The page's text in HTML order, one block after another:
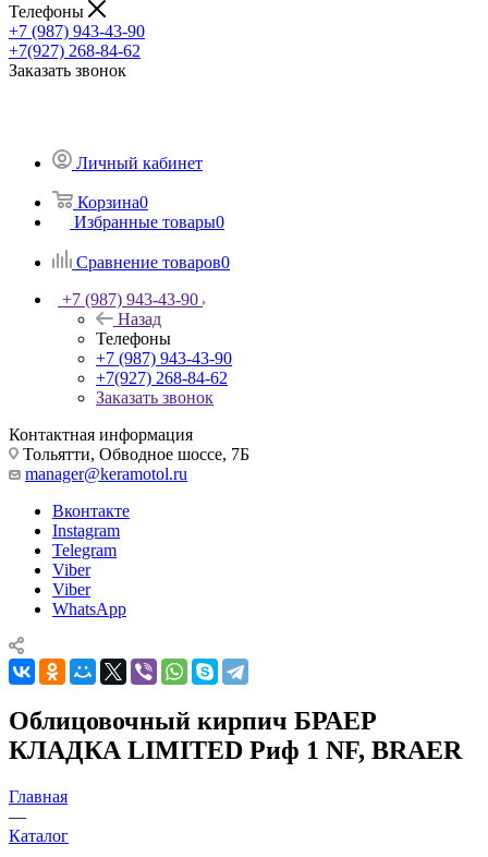
Телефоны
+7 (987) 943-43-90
+7(927) 268-84-62
Заказать звонок
Личный кабинет
Корзина0
Избранные товары0
Сравнение товаров0
+7 (987) 943-43-90
Назад
Телефоны
+7 (987) 943-43-90
+7(927) 268-84-62
Заказать звонок
Контактная информация
Тольятти, Обводное шоссе, 7Б
manager@keramotol.ru
Вконтакте
Instagram
Telegram
Viber
Viber
WhatsApp
Облицовочный кирпич БРАЕР
КЛАДКА LIMITED Риф 1 NF, BRAER
Главная
—
Каталог